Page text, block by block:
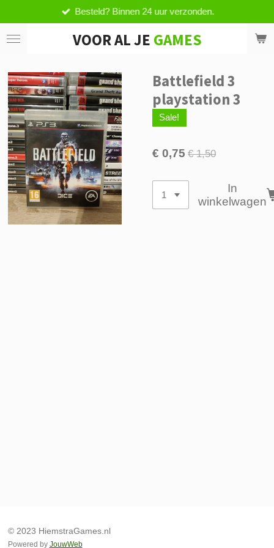
direct
naar
VOOR AL JE GAMES
Besteld? Binnen 24 uur verzonden.
Battlefield 3
playstation 3
Sale!
€ 0,75 € 1,50
In
winkelwagen
© 2023 HiemstraGames.nl
Powered by JouwWeb